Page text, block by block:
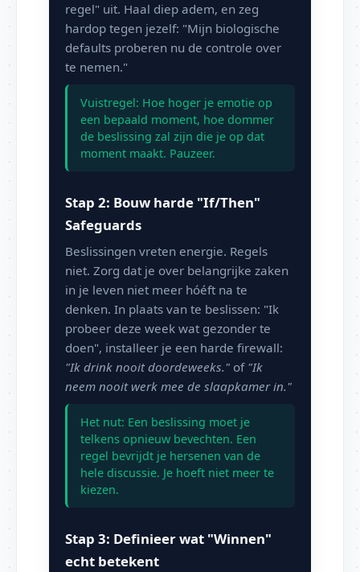
regel" uit. Haal diep adem, en zeg
hardop tegen jezelf: "Mijn biologische
defaults proberen nu de controle over
te nemen."
Vuistregel: Hoe hoger je emotie op
een bepaald moment, hoe dommer
de beslissing zal zijn die je op dat
moment maakt. Pauzeer.
Stap 2: Bouw harde "If/Then"
Safeguards
Beslissingen vreten energie. Regels
niet. Zorg dat je over belangrijke zaken
in je leven niet meer hóéft na te
denken. In plaats van te beslissen: "Ik
probeer deze week wat gezonder te
doen", installeer je een harde firewall:
"Ik drink nooit doordeweeks." of "Ik
neem nooit werk mee de slaapkamer in."
Het nut: Een beslissing moet je
telkens opnieuw bevechten. Een
regel bevrijdt je hersenen van de
hele discussie. Je hoeft niet meer te
kiezen.
Stap 3: Definieer wat "Winnen"
echt betekent